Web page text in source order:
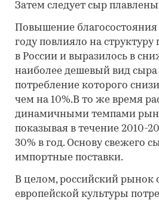
Затем следует сыр
Повышение благосостояния
году повлияло на
в России и выразилось в
наиболее дешевый вид
потребление которого
чем на 10%.В то же время
динамичными темпами
показывая в течение 2010-
30% в год. Основу свежего
импортные поставки.
В целом, российский рынок
европейской культуры